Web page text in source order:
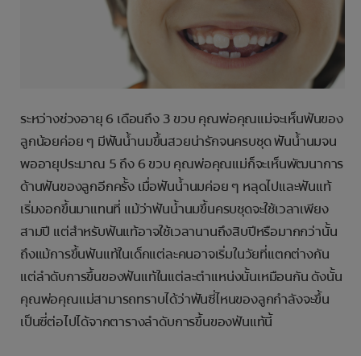
ระหว่างช่วงอายุ 6 เดือนถึง 3 ขวบ คุณพ่อคุณแม่จะเห็นฟันของ
ลูกน้อยค่อย ๆ มีฟันน้ำนมขึ้นสวยน่ารักจนครบชุด ฟันน้ำนมจน
พออายุประมาณ 5 ถึง 6 ขวบ คุณพ่อคุณแม่ก็จะเห็นพัฒนาการ
ด้านฟันของลูกอีกครั้ง เมื่อฟันน้ำนมค่อย ๆ หลุดไปและฟันแท้
เริ่มงอกขึ้นมาแทนที่ แม้ว่าฟันน้ำนมขึ้นครบชุดจะใช้เวลาเพียง
สามปี แต่สำหรับฟันแท้อาจใช้เวลานานถึงสิบปีหรือมากกว่านั้น
ถึงแม้การขึ้นฟันแท้ในเด็กแต่ละคนอาจเริ่มในวัยที่แตกต่างกัน
แต่ลำดับการขึ้นของฟันแท้ในแต่ละตำแหน่งนั้นเหมือนกัน ดังนั้น
คุณพ่อคุณแม่สามารถทราบได้ว่าฟันซี่ไหนของลูกกำลังจะขึ้น
เป็นซี่ต่อไปได้จากตารางลำดับการขึ้นของฟันแท้นี้